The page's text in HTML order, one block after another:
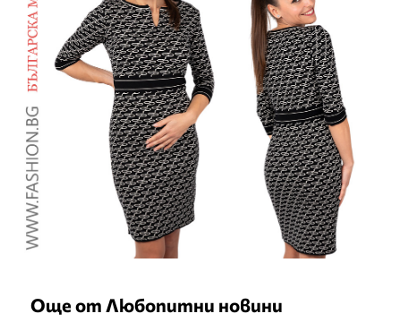
Още от Любопитни новини